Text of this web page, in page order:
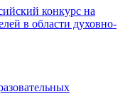
конкурс на
в области духовно-